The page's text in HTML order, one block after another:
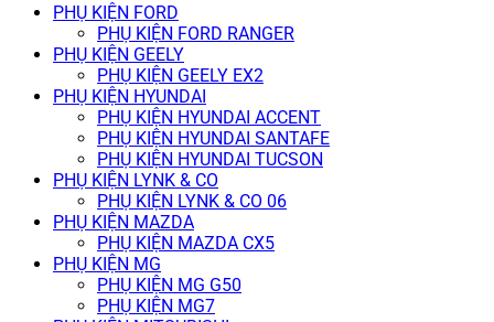
PHỤ KIỆN FORD
PHỤ KIỆN FORD RANGER
PHỤ KIỆN GEELY
PHỤ KIỆN GEELY EX2
PHỤ KIỆN HYUNDAI
PHỤ KIỆN HYUNDAI ACCENT
PHỤ KIỆN HYUNDAI SANTAFE
PHỤ KIỆN HYUNDAI TUCSON
PHỤ KIỆN LYNK & CO
PHỤ KIỆN LYNK & CO 06
PHỤ KIỆN MAZDA
PHỤ KIỆN MAZDA CX5
PHỤ KIỆN MG
PHỤ KIỆN MG G50
PHỤ KIỆN MG7